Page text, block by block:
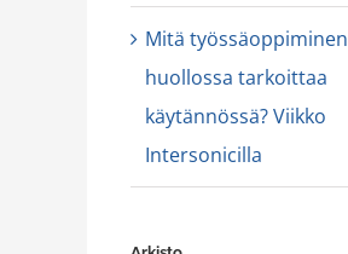
Mitä työssäoppiminen
huollossa tarkoittaa
käytännössä? Viikko
Intersonicilla